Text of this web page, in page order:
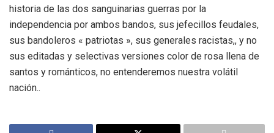
historia de las dos sanguinarias guerras por la
independencia por ambos bandos, sus jefecillos feudales,
sus bandoleros « patriotas », sus generales racistas,, y no
sus editadas y selectivas versiones color de rosa llena de
santos y románticos, no entenderemos nuestra volátil
nación..